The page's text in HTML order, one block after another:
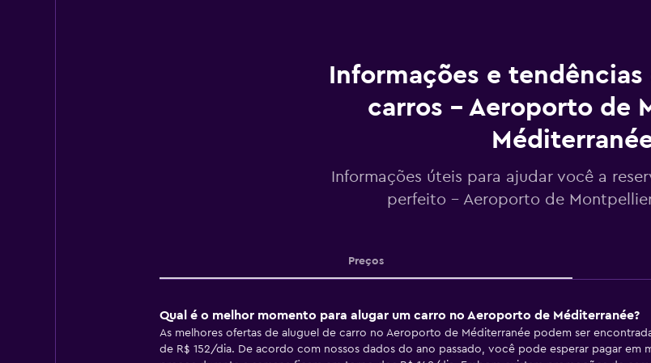
Informações e
carros - Aeroporto de
Informações úteis para ajudar você a
perfeito - Aeroporto de
Preços
Qual é o melhor momento para alugar um carro no Aeroporto de Méditerranée?
As melhores ofertas de aluguel de carro no Aeroporto de Méditerranée podem ser
de R$ 152/dia. De acordo com nossos dados do ano passado, você pode esperar pagar em